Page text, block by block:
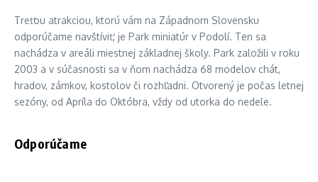
Treťou atrakciou, ktorú vám na Západnom Slovensku
odporúčame navštíviť, je Park miniatúr v Podolí. Ten sa
nachádza v areáli miestnej základnej školy. Park založili v roku
2003 a v súčasnosti sa v ňom nachádza 68 modelov chát,
hradov, zámkov, kostolov či rozhľadni. Otvorený je počas letnej
sezóny, od Apríla do Októbra, vždy od utorka do nedele.
Odporúčame